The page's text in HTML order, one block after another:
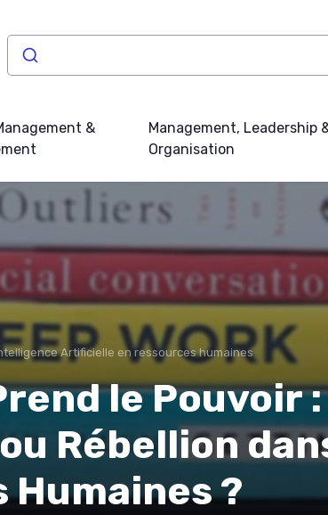
&
Management, Leadership
Organisation
Artificielle en ressources humaines
le Pouvoir :
Rébellion
Humaines ?